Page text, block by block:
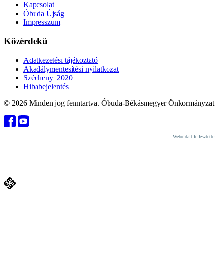
Kapcsolat
Óbuda Újság
Impresszum
Közérdekű
Adatkezelési tájékoztató
Akadálymentesítési nyilatkozat
Széchenyi 2020
Hibabejelentés
© 2026 Minden jog fenntartva. Óbuda-Békásmegyer Önkormányzat
Weboldalt fejlesztette